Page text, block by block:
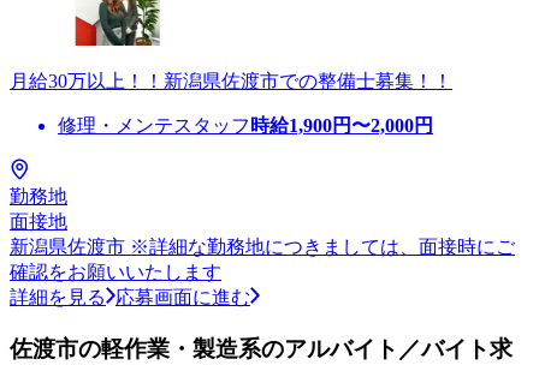
月給30万以上！！新潟県佐渡市での整備士募集！！
修理・メンテスタッフ 時給1,900円〜2,000円
勤務地
面接地
新潟県佐渡市 ※詳細な勤務地につきましては、面接時にご
確認をお願いいたします
詳細を見る
応募画面に進む
佐渡市の軽作業・製造系のアルバイト／バイト求